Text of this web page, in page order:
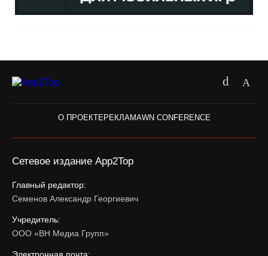
О ПРОЕКТЕРЕКЛАМАWN CONFERENCE
Сетевое издание App2Top
Главный редактор:
Семенов Александр Георгиевич
Учредитель:
ООО «ВН Медиа Групп»
Электронная почта: